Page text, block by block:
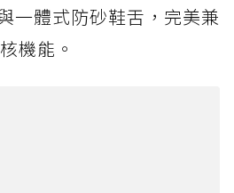
一體式防砂鞋舌，完美兼
機能。